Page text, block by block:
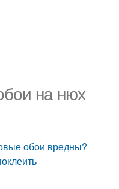
на нюх
обои вредны?